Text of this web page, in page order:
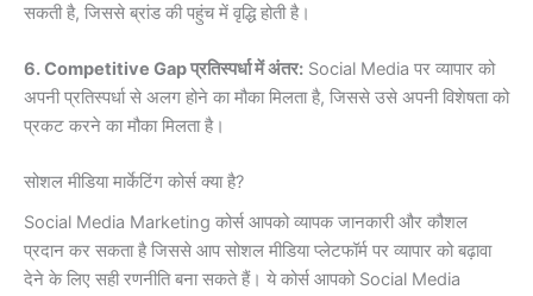
सकती है, जिससे ब्रांड की पहुंच में वृद्धि होती है।
6. Competitive Gap प्रतिस्पर्धा में अंतर: Social Media पर व्यापार को
अपनी प्रतिस्पर्धा से अलग होने का मौका मिलता है, जिससे उसे अपनी विशेषता को
प्रकट करने का मौका मिलता है।
सोशल मीडिया मार्केटिंग कोर्स क्या है?
Social Media Marketing कोर्स आपको व्यापक जानकारी और कौशल
प्रदान कर सकता है जिससे आप सोशल मीडिया प्लेटफॉर्म पर व्यापार को बढ़ावा
देने के लिए सही रणनीति बना सकते हैं। ये कोर्स आपको Social Media